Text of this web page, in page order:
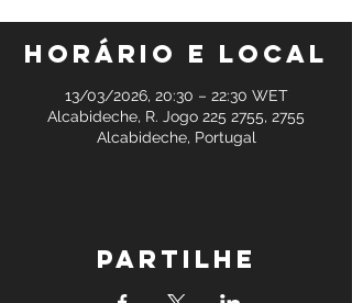
Horário e local
13/03/2026, 20:30 – 22:30 WET
Alcabideche, R. Jogo 225 2755, 2755
Alcabideche, Portugal
Partilhe